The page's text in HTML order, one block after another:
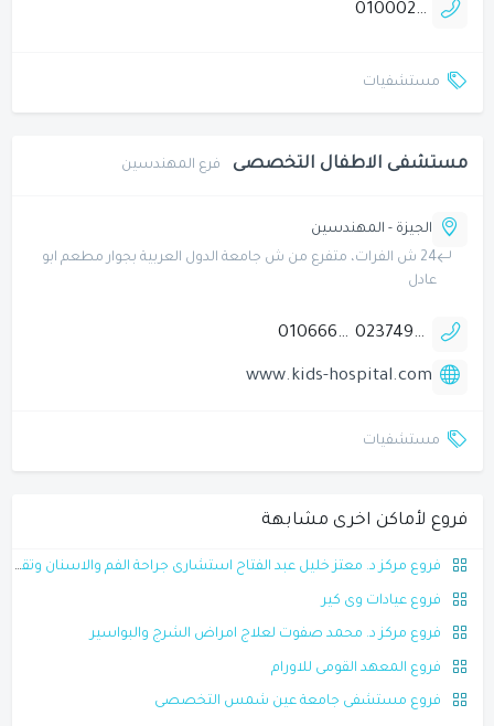
01000204055
مستشفيات
مستشفى الاطفال التخصصى فرع المهندسين
الجيزة - المهندسين
24 ش الفرات، متفرع من ش جامعة الدول العربية بجوار مطعم ابو
عادل
0237495030
01066643403
www.kids-hospital.com
مستشفيات
فروع لأماكن اخرى مشابهة
فروع مركز د. معتز خليل عبد الفتاح استشارى جراحة الفم والاسنان وتقويم الاسنان
فروع عيادات وى كير
فروع مركز د. محمد صفوت لعلاج امراض الشرج والبواسير
فروع المعهد القومى للاورام
فروع مستشفى جامعة عين شمس التخصصى